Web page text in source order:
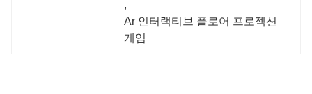
,
Ar 인터랙티브 플로어 프로젝션
게임